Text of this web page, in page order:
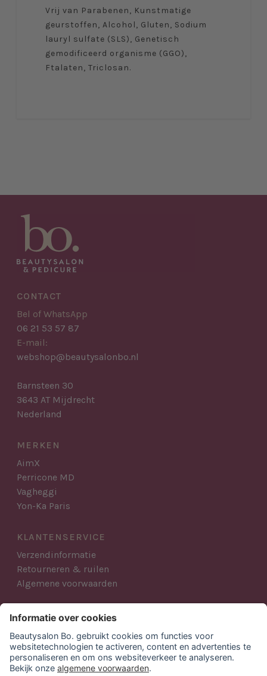
Vrij van Parabenen, Kunstmatige
geurstoffen, Alcohol, Gluten, Sodium
lauryl sulfate (SLS), Genetisch
gemodificeerd organisme (GGO),
Ftalaten, Triclosan.
CONTACT
Bel of WhatsApp
06 21 53 57 87
E-mail:
webshop@beautysalonbo.nl
Barnsteen 30
3643 AT Mijdrecht
Nederland
MERKEN
AimX
Perricone MD
Vagheggi
Yon-Ka Paris
KLANTENSERVICE
Verzendinformatie
Retourneren & ruilen
Algemene voorwaarden
AANMELDEN NIEUWSBRIEF
Blijf op de hoogte van al het Beautysalon Bo. nieuws,
acties en producten.